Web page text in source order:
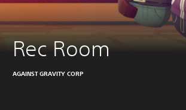
Rec Room
AGAINST GRAVITY CORP